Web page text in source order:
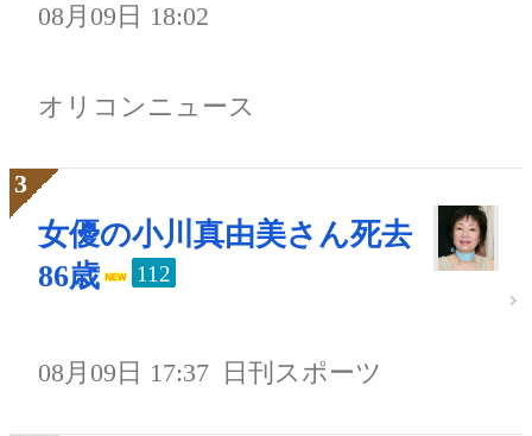
08月09日 18:02
オリコンニュース
女優の小川真由美さん死去
86歳
112
08月09日 17:37 日刊スポーツ